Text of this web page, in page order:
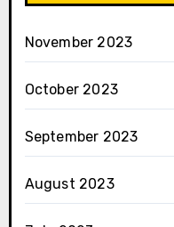
November 2023
October 2023
September 2023
August 2023